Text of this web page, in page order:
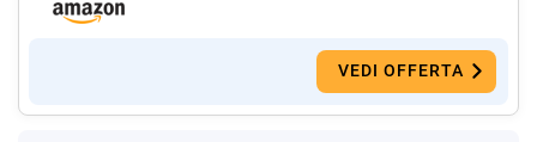
VEDI OFFERTA